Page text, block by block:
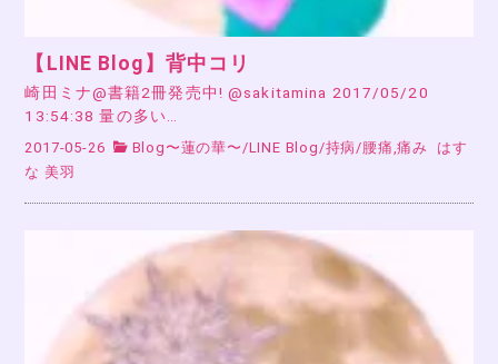
【LINE Blog】背中コリ
崎田ミナ@書籍2冊発売中! @sakitamina 2017/05/20
13:54:38 量の多い…
2017-05-26 Blog〜蓮の華〜 /LINE Blog /持病 /腰痛,痛み
はす
な 美羽